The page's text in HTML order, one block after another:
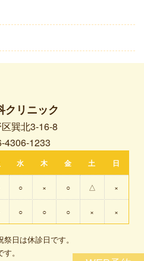
クリニック
巽北3-16-8
4306-1233
水 木 金 土 日
○ × ○ △ ×
○ ○ ○ × ×
日は休診日です。
。